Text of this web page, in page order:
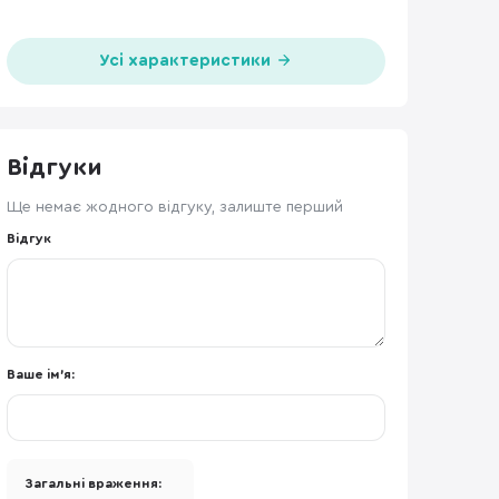
Усі характеристики
Відгуки
Ще немає жодного відгуку, залиште перший
Відгук
Ваше ім'я:
Загальні враження: